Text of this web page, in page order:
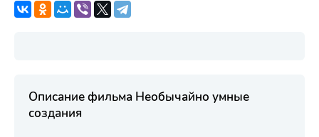
Описание фильма Необычайно умные
создания